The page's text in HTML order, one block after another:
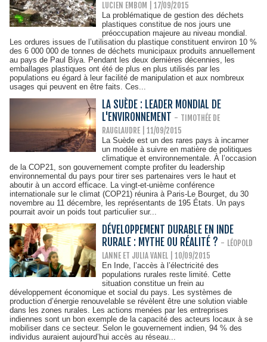
LUCIEN EMBOM | 17/09/2015
La problématique de gestion des déchets
plastiques constitue de nos jours une
préoccupation majeure au niveau mondial.
Les ordures issues de l’utilisation du plastique constituent environ 10 %
des 6 000 000 de tonnes de déchets municipaux produits annuellement
au pays de Paul Biya. Pendant les deux dernières décennies, les
emballages plastiques ont été de plus en plus utilisés par les
populations eu égard à leur facilité de manipulation et aux nombreux
usages qui peuvent en être faits. Ces...
LA SUÈDE : LEADER MONDIAL DE
L'ENVIRONNEMENT - TIMOTHÉE DE
RAUGLAUDRE | 11/09/2015
La Suède est un des rares pays à incarner
un modèle à suivre en matière de politiques
climatique et environnementale. À l’occasion
de la COP21, son gouvernement compte profiter du leadership
environnemental du pays pour tirer ses partenaires vers le haut et
aboutir à un accord efficace. La vingt-et-unième conférence
internationale sur le climat (COP21) réunira à Paris-Le Bourget, du 30
novembre au 11 décembre, les représentants de 195 États. Un pays
pourrait avoir un poids tout particulier sur...
DÉVELOPPEMENT DURABLE EN INDE
RURALE : MYTHE OU RÉALITÉ ? - LÉOPOLD
LANNE ET JULIA VANEL | 10/09/2015
En Inde, l’accès à l’électricité des
populations rurales reste limité. Cette
situation constitue un frein au
développement économique et social du pays. Les systèmes de
production d’énergie renouvelable se révèlent être une solution viable
dans les zones rurales. Les actions menées par les entreprises
indiennes sont un bon exemple de la capacité des acteurs locaux à se
mobiliser dans ce secteur. Selon le gouvernement indien, 94 % des
individus auraient aujourd’hui accès au réseau...